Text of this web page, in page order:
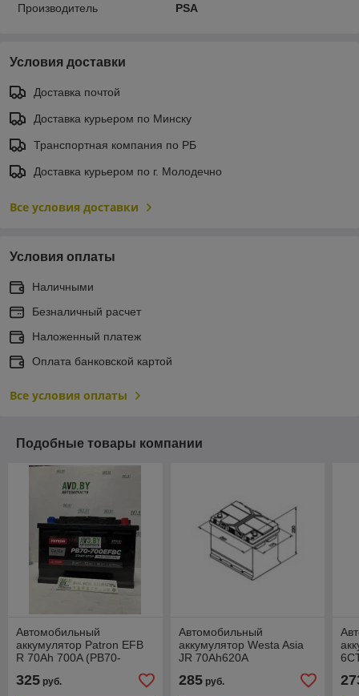
Производитель PSA
Условия доставки
Доставка почтой
Доставка курьером по Минску
Транспортная компания по РБ
Доставка курьером по г. Молодечно
Все условия доставки
Условия оплаты
Наличными
Безналичный расчет
Наложенный платеж
Оплата банковской картой
Все условия оплаты
Подобные товары компании
Автомобильный
аккумулятор Patron EFB
R 70Ah 700A (PB70-
325 руб.
Автомобильный
аккумулятор Westa Asia
JR 70Ah620A
285руб.